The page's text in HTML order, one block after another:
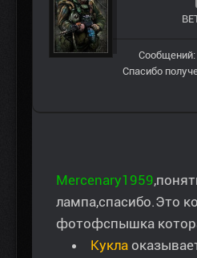
Сообщений:
Спасибо
Mercenary1959
лампа,спасибо.Это
фотофспышка
Кукла